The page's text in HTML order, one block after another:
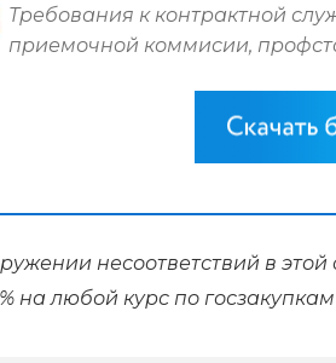
Требования к контрактной
приемочной коммисии,
несоответствий в этой
на любой курс по госзакупкам